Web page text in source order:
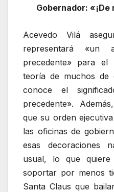
Gobernador:
Acevedo Vilá
representará «un
precedente» para
teoría de muchos de
conoce el
precedente».
que su orden
las oficinas de
esas decoraciones
usual, lo que
soportar por menos
Santa Claus que